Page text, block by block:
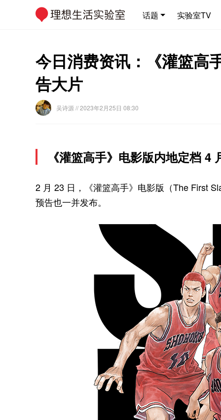
话题 实验室TV
今日消费资讯：《灌篮高
告大片
吴诗源 // 2023年2月25日 08:30
《灌篮高手》电影版内地定档 4
2 月 23 日，《灌篮高手》电影版（The First
预告也一并发布。